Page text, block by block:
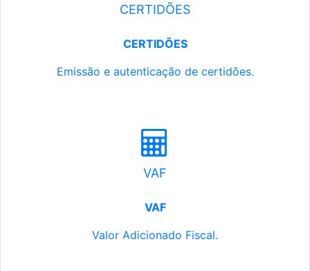
CERTIDÕES
CERTIDÕES
Emissão e autenticação de certidões.
VAF
VAF
Valor Adicionado Fiscal.